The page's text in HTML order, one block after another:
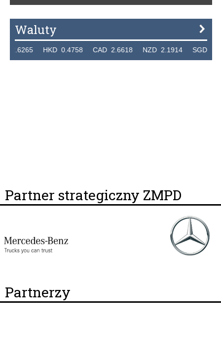
Waluty
HKD 0.4758 CAD 2.6618 NZD 2.1914 SGD
Partner strategiczny ZMPD
Partnerzy